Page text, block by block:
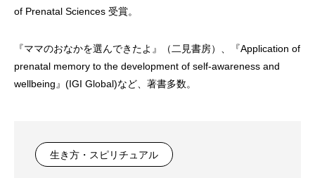
of Prenatal Sciences 受賞。
『ママのおなかを選んできたよ』（二見書房）、『Application of
prenatal memory to the development of self-awareness and
wellbeing』(IGI Global)など、著書多数。
生き方・スピリチュアル